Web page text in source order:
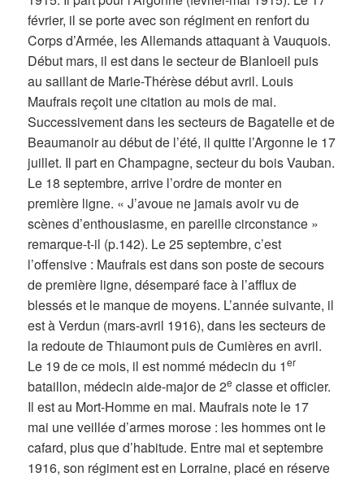
février, il se porte avec son régiment en renfort du
Corps d’Armée, les Allemands attaquant à Vauquois.
Début mars, il est dans le secteur de Blanloeil puis
au saillant de Marie-Thérèse début avril. Louis
Maufrais reçoit une citation au mois de mai.
Successivement dans les secteurs de Bagatelle et de
Beaumanoir au début de l’été, il quitte l’Argonne le 17
juillet. Il part en Champagne, secteur du bois Vauban.
Le 18 septembre, arrive l’ordre de monter en
première ligne. « J’avoue ne jamais avoir vu de
scènes d’enthousiasme, en pareille circonstance »
remarque-t-il (p.142). Le 25 septembre, c’est
l’offensive : Maufrais est dans son poste de secours
de première ligne, désemparé face à l’afflux de
blessés et le manque de moyens. L’année suivante, il
est à Verdun (mars-avril 1916), dans les secteurs de
la redoute de Thiaumont puis de Cumières en avril.
Le 19 de ce mois, il est nommé médecin du 1er
bataillon, médecin aide-major de 2e classe et officier.
Il est au Mort-Homme en mai. Maufrais note le 17
mai une veillée d’armes morose : les hommes ont le
cafard, plus que d’habitude. Entre mai et septembre
1916, son régiment est en Lorraine, placé en réserve